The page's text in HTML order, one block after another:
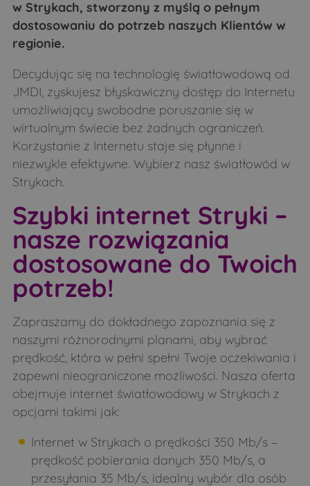
Łubin Kościelny
Łubin Rudołty
Łuczaje
Mierzwin Duży
Mierzwin Mały
Mierzynówka
Mieszuki
Mikulicze
Minczewo
Miodusy-Dworaki
Miodusy-Inochy
Miodusy-Pokrzywne
Moczydły-Kukiełki
Moczydły-Pszczółki
Morze
Nowe Bagieńskie
Nowoberezowo
Obniże
Obniże
Osówka
Pace
Patoki
Pełch
Perlejewo
Pieczyski
Pierzchały
Pietraszki
Poletyły
Popławy
Puchacze
Pulsze
w Strykach, stworzony z myślą o pełnym
dostosowaniu do potrzeb naszych Klientów w
regionie.
Decydując się na technologię światłowodową od
JMDI, zyskujesz błyskawiczny dostęp do Internetu
umożliwiający swobodne poruszanie się w
wirtualnym świecie bez żadnych ograniczeń.
Korzystanie z Internetu staje się płynne i
niezwykle efektywne. Wybierz nasz światłowód w
Strykach.
Szybki internet Stryki –
nasze rozwiązania
dostosowane do Twoich
potrzeb!
Zapraszamy do dokładnego zapoznania się z
naszymi różnorodnymi planami, aby wybrać
prędkość, która w pełni spełni Twoje oczekiwania i
zapewni nieograniczone możliwości. Nasza oferta
obejmuje internet światłowodowy w Strykach z
opcjami takimi jak:
Internet w Strykach o prędkości 350 Mb/s –
prędkość pobierania danych 350 Mb/s, a
przesyłania 35 Mb/s, idealny wybór dla osób